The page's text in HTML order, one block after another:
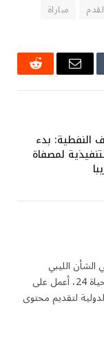
مباراة
البريد
رديت
النفطية: بدء
لمصفاة
الليبي
والتقني، رئيس تحرير موقع ليبيا الحياة 24، أعمل على
لتقديم محتوى